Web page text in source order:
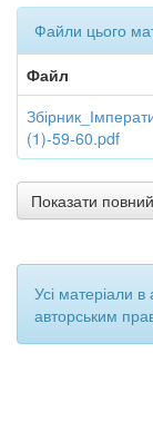
Файли цього
Файл
(1)-59-60.pdf
Показати
Усі матеріали в
авторським